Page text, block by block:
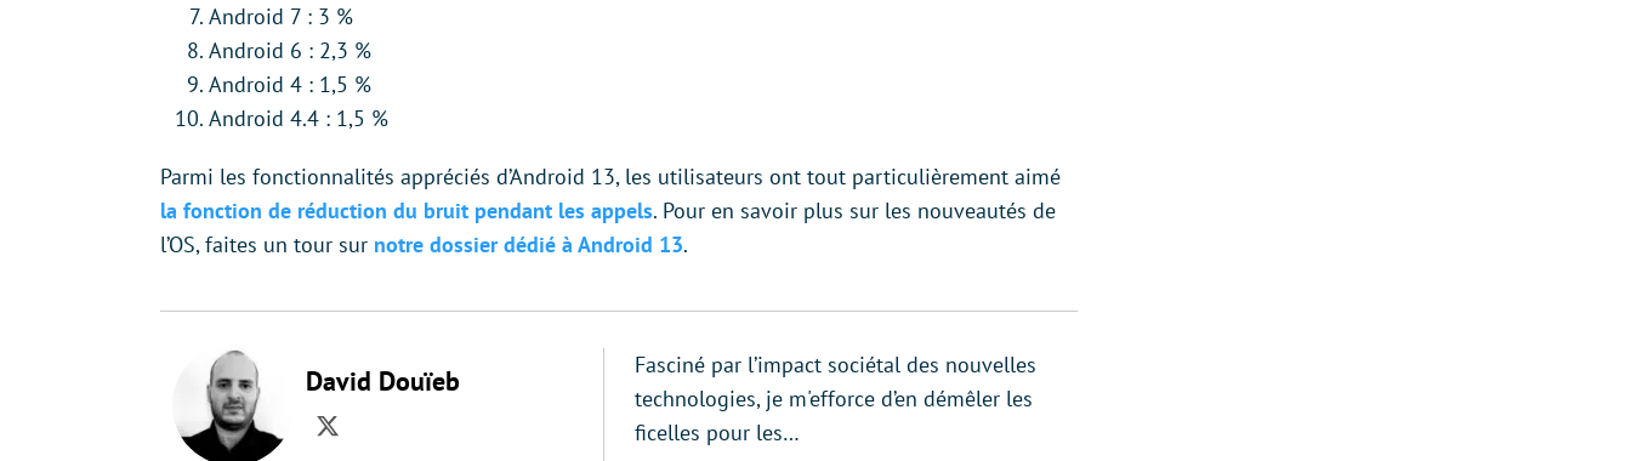
Android 7 : 3 %
Android 6 : 2,3 %
Android 4 : 1,5 %
Android 4.4 : 1,5 %
Parmi les fonctionnalités appréciés d’Android 13, les utilisateurs ont tout particulièrement aimé
la fonction de réduction du bruit pendant les appels. Pour en savoir plus sur les nouveautés de
l’OS, faites un tour sur notre dossier dédié à Android 13.
David Douïeb
Twitter
Fasciné par l’impact sociétal des nouvelles
technologies, je m'efforce d’en démêler les
ficelles pour les…